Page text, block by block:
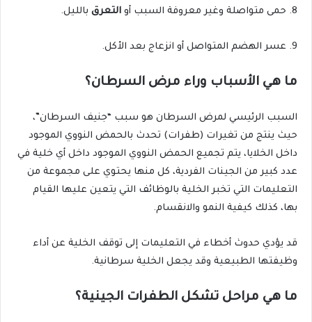
8. حمى متواصلة وغير معروفة السبب أو التعرق بالليل.
9. عسر الهضم المتواصل أو انزعاج بعد الأكل.
ما هي الأسباب وراء مرض السرطان؟
السبب الرئيسي لمرض السرطان هو سبب “جنيف السرطان”،
حيث ينتج من تغيرات (طفرات) تحدث بالحمض النووي الموجود
داخل الخلايا، يتم تجميع الحمض النووي الموجود داخل أي خلية في
عدد كبير من الجينات الفردية، كل منها يحتوي على مجموعة من
التعليمات التي تخبر الخلية بالوظائف التي يتعين عليها القيام
بها، كذلك كيفية النمو والانقسام.
قد يؤدي حدوث أخطاء في التعليمات إلى توقف الخلية عن أداء
وظيفتها الطبيعية وقد يجعل الخلية سرطانية.
ما هي مراحل تشكل الطفرات الجينية؟